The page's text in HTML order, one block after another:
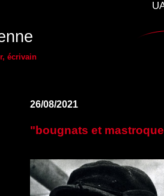
écrivain
26/08/2021
"bougnats et